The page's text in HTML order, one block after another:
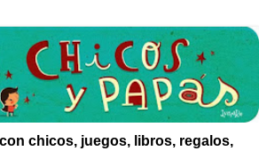
chicos, juegos, libros, regalos,